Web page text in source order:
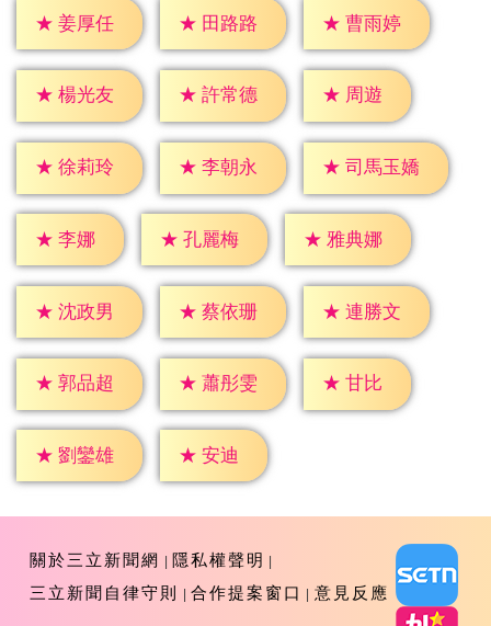
★ 姜厚任 ★ 田路路 ★ 曹雨婷
★ 楊光友 ★ 許常德 ★ 周遊
★ 徐莉玲 ★ 李朝永 ★ 司馬玉嬌
★ 李娜 ★ 孔麗梅 ★ 雅典娜
★ 沈政男 ★ 蔡依珊 ★ 連勝文
★ 郭品超 ★ 蕭彤雯 ★ 甘比
★ 劉鑾雄 ★ 安迪
關於三立新聞網
隱私權聲明
三立新聞自律守則
合作提案窗口 意見反應